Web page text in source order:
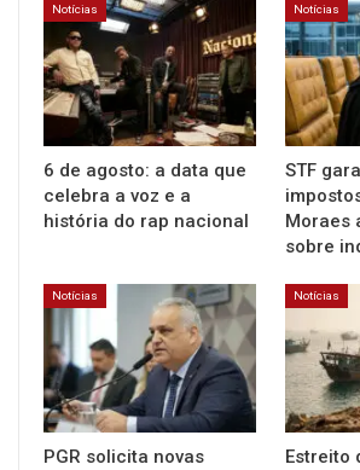
Notícias
6 de agosto: a data que
celebra a voz e a
história do rap nacional
Notícias
STF
Moraes
sobre
Notícias
PGR solicita novas
Notícias
Estreito